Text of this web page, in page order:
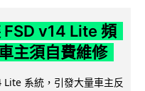
v14 Lite 頻
主須自費維修
系統，引發大量車主反